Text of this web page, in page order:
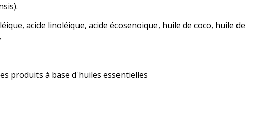
acide linoléique, acide écosenoique, huile de coco, huile de
produits à base d'huiles essentielles